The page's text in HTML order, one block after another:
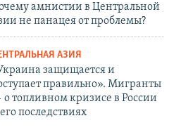
амнистии в Центральной
не панацея от проблемы?
АЗИЯ
защищается и
правильно». Мигранты
топливном кризисе в России
последствиях